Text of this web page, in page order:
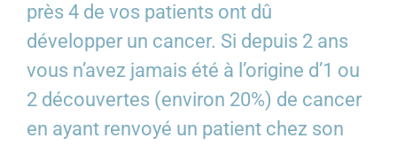
près 4 de vos patients ont dû
développer un cancer. Si depuis 2 ans
vous n’avez jamais été à l’origine d’1 ou
2 découvertes (environ 20%) de cancer
en ayant renvoyé un patient chez son